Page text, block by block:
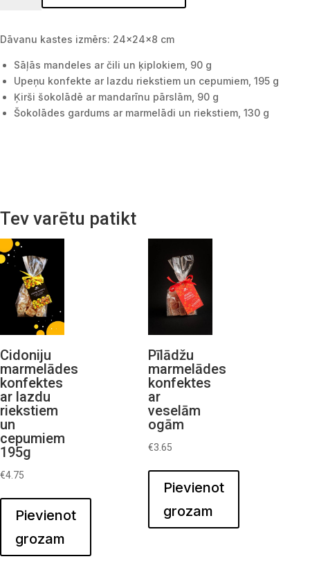
Dāvanu kastes izmērs: 24x24x8 cm
Sāļās mandeles ar čili un ķiplokiem, 90 g
Upeņu konfekte ar lazdu riekstiem un cepumiem, 195 g
Ķirši šokolādē ar mandarīnu pārslām, 90 g
Šokolādes gardums ar marmelādi un riekstiem, 130 g
Tev varētu patikt
Cidoniju
marmelādes
konfektes
ar lazdu
riekstiem
un
cepumiem
195g
€4.75
Pievienot
grozam
Pīlādžu
marmelādes
konfektes
ar
veselām
ogām
€3.65
Pievienot
grozam